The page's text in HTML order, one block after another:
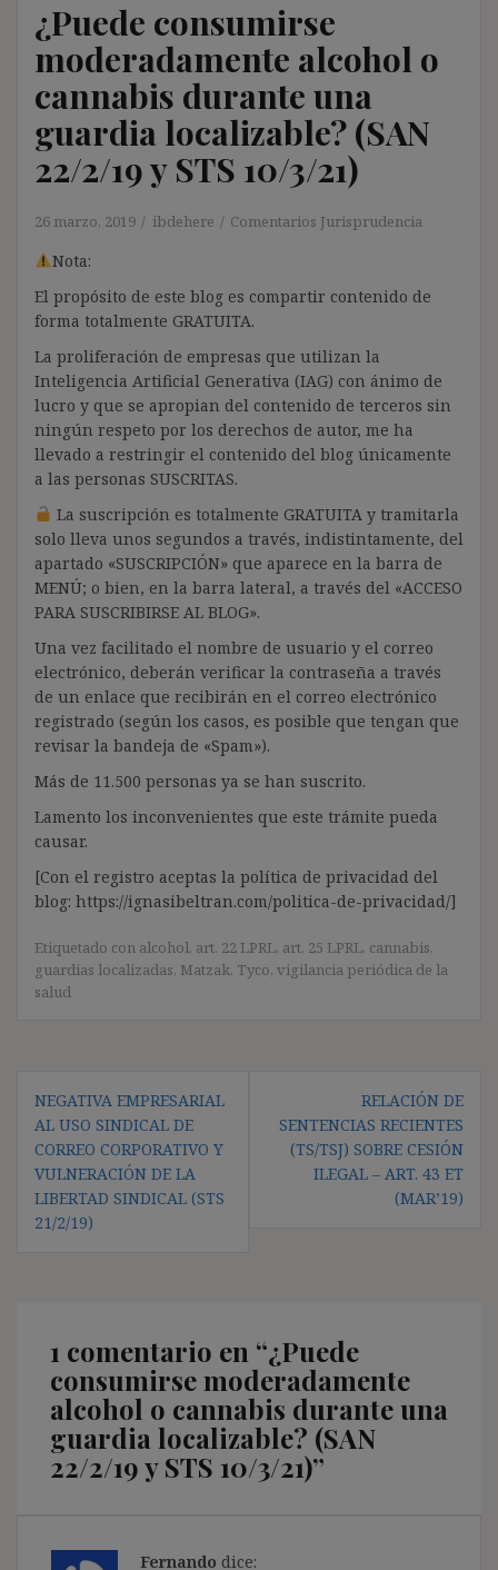
¿Puede consumirse
moderadamente alcohol o
cannabis durante una
guardia localizable? (SAN
22/2/19 y STS 10/3/21)
26 marzo, 2019 ibdehere Comentarios Jurisprudencia
Nota:
El propósito de este blog es compartir contenido de
forma totalmente GRATUITA.
La proliferación de empresas que utilizan la
Inteligencia Artificial Generativa (IAG) con ánimo de
lucro y que se apropian del contenido de terceros sin
ningún respeto por los derechos de autor, me ha
llevado a restringir el contenido del blog únicamente
a las personas SUSCRITAS.
La suscripción es totalmente GRATUITA y tramitarla
solo lleva unos segundos a través, indistintamente, del
apartado «SUSCRIPCIÓN» que aparece en la barra de
MENÚ; o bien, en la barra lateral, a través del «ACCESO
PARA SUSCRIBIRSE AL BLOG».
Una vez facilitado el nombre de usuario y el correo
electrónico, deberán verificar la contraseña a través
de un enlace que recibirán en el correo electrónico
registrado (según los casos, es posible que tengan que
revisar la bandeja de «Spam»).
Más de 11.500 personas ya se han suscrito.
Lamento los inconvenientes que este trámite pueda
causar.
[Con el registro aceptas la política de privacidad del
blog: https://ignasibeltran.com/politica-de-privacidad/]
Etiquetado con alcohol, art. 22 LPRL, art. 25 LPRL, cannabis,
guardias localizadas, Matzak, Tyco, vigilancia periódica de la
salud
de
entradas
NEGATIVA EMPRESARIAL
AL USO SINDICAL DE
CORREO CORPORATIVO Y
VULNERACIÓN DE LA
LIBERTAD SINDICAL (STS
21/2/19)
RELACIÓN DE
SENTENCIAS RECIENTES
(TS/TSJ) SOBRE CESIÓN
ILEGAL – ART. 43 ET
(MAR’19)
1 comentario en “¿Puede
consumirse moderadamente
alcohol o cannabis durante una
guardia localizable? (SAN
22/2/19 y STS 10/3/21)”
Fernando dice: